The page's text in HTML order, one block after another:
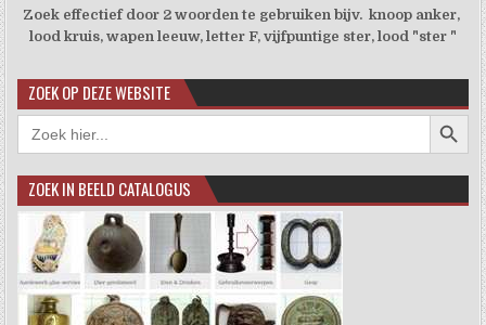
Zoek effectief door 2 woorden te gebruiken bijv. knoop anker,
lood kruis, wapen leeuw, letter F, vijfpuntige ster, lood "ster "
ZOEK OP DEZE WEBSITE
Zoek
naar:
ZOEK IN BEELD CATALOGUS